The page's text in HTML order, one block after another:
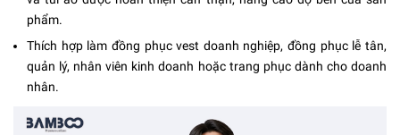
phẩm.
Thích hợp làm đồng phục vest doanh nghiệp, đồng phục lễ tân,
quản lý, nhân viên kinh doanh hoặc trang phục dành cho doanh
nhân.